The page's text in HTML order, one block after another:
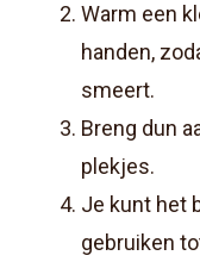
Warm een
handen,
smeert.
Breng dun
plekjes.
Je kunt het
gebruiken